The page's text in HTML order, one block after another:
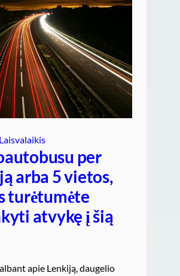
Laisvalaikis
per
arba 5 vietos,
turėtumėte
atvykę į šią
apie Lenkiją, daugelio